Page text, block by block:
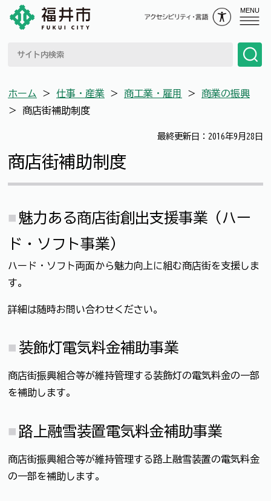
MENU
ホーム ＞ 仕事・産業 ＞ 商工業・雇用 ＞ 商業の振興
＞ 商店街補助制度
最終更新日：2016年9月28日
商店街補助制度
魅力ある商店街創出支援事業（ハー
ド・ソフト事業）
ハード・ソフト両面から魅力向上に組む商店街を支援しま
す。
→詳細は随時お問い合わせください。
装飾灯電気料金補助事業
商店街振興組合等が維持管理する装飾灯の電気料金の一部
を補助します。
路上融雪装置電気料金補助事業
商店街振興組合等が維持管理する路上融雪装置の電気料金
の一部を補助します。